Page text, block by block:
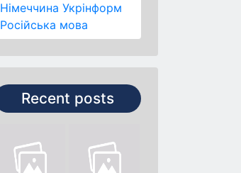
Німеччина Укрінформ
Російська мова
Recent posts